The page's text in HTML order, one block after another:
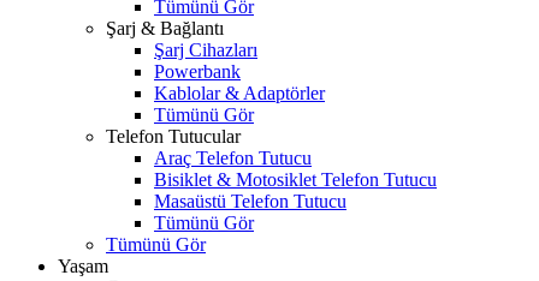
Tümünü Gör
Şarj & Bağlantı
Şarj Cihazları
Powerbank
Kablolar & Adaptörler
Tümünü Gör
Telefon Tutucular
Araç Telefon Tutucu
Bisiklet & Motosiklet Telefon Tutucu
Masaüstü Telefon Tutucu
Tümünü Gör
Tümünü Gör
Yaşam